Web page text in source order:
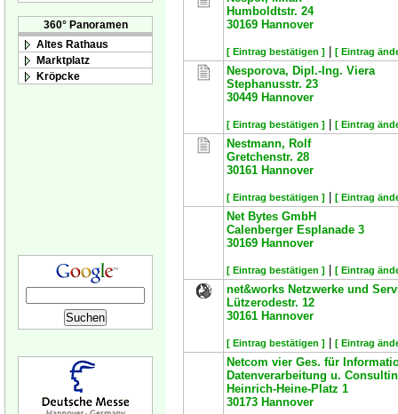
360° Panoramen
Altes Rathaus
Marktplatz
Kröpcke
Humboldtstr. 24
30169 Hannover
[ Eintrag bestätigen ] [ Eintrag
Nesporova, Dipl.-Ing. Viera
Stephanusstr. 23
30449 Hannover
[ Eintrag bestätigen ] [ Eintrag
Nestmann, Rolf
Gretchenstr. 28
30161 Hannover
[ Eintrag bestätigen ] [ Eintrag
Net Bytes GmbH
Calenberger Esplanade 3
30169 Hannover
[ Eintrag bestätigen ] [ Eintrag
net&works Netzwerke und
Lützerodestr. 12
30161 Hannover
[ Eintrag bestätigen ] [ Eintrag
Netcom vier Ges. für
Datenverarbeitung u.
Heinrich-Heine-Platz 1
30173 Hannover